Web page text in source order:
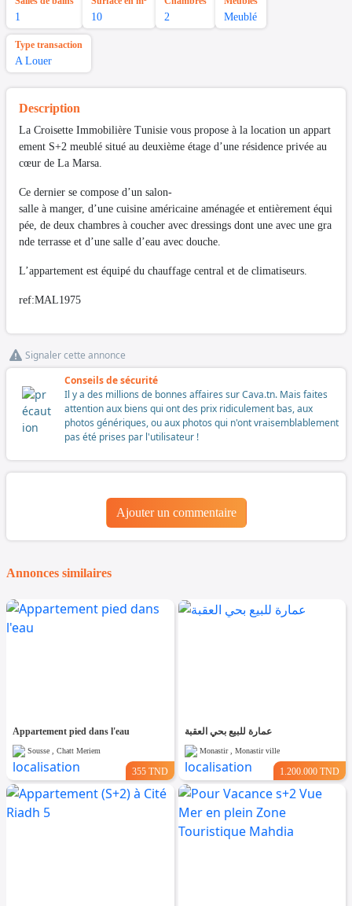
1 10 2 Meublé
Type transaction
A Louer
Description
La Croisette Immobilière Tunisie vous propose à la location un appart
ement S+2 meublé situé au deuxième étage d’une résidence privée au
cœur de La Marsa.
Ce dernier se compose d’un salon-
salle à manger, d’une cuisine américaine aménagée et entièrement équi
pée, de deux chambres à coucher avec dressings dont une avec une gra
nde terrasse et d’une salle d’eau avec douche.
L’appartement est équipé du chauffage central et de climatiseurs.
ref:MAL1975
Signaler cette annonce
Conseils de sécurité
Il y a des millions de bonnes affaires sur Cava.tn. Mais faites
attention aux biens qui ont des prix ridiculement bas, aux
photos génériques, ou aux photos qui n'ont vraisemblablement
pas été prises par l'utilisateur !
Ajouter un commentaire
Annonces similaires
Appartement pied dans l'eau
Sousse , Chatt Meriem
355 TND
عمارة للبيع بحي العقبة
Monastir , Monastir ville
1.200.000 TND